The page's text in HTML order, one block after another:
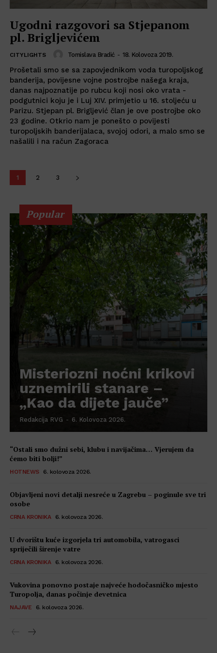
Ugodni razgovori sa Stjepanom
pl. Brigljevićem
CITYLIGHTS Tomislava Bradić - 18. Kolovoza 2019.
Prošetali smo se sa zapovjednikom voda turopoljskog
banderija, povijesne vojne postrojbe našega kraja,
danas najpoznatije po rubcu koji nosi oko vrata -
podgutnici koju je i Luj XIV. primjetio u 16. stoljeću u
Parizu. Stjepan pl. Brigljević član je ove postrojbe oko
23 godine. Otkrio nam je ponešto o povijesti
turopoljskih banderijalaca, svojoj odori, a malo smo se
našalili i na račun Zagoraca
1 2 3
Popular
Misteriozni noćni krikovi
uznemirili stanare –
„Kao da dijete jauče”
Redakcija RVG - 6. Kolovoza 2026.
“Ostali smo dužni sebi, klubu i navijačima… Vjerujem da
ćemo biti bolji!”
HOTNEWS 6. kolovoza 2026.
Objavljeni novi detalji nesreće u Zagrebu – poginule sve tri
osobe
CRNA KRONIKA 6. kolovoza 2026.
U dvorištu kuće izgorjela tri automobila, vatrogasci
spriječili širenje vatre
CRNA KRONIKA 6. kolovoza 2026.
Vukovina ponovno postaje najveće hodočasničko mjesto
Turopolja, danas počinje devetnica
NAJAVE 6. kolovoza 2026.